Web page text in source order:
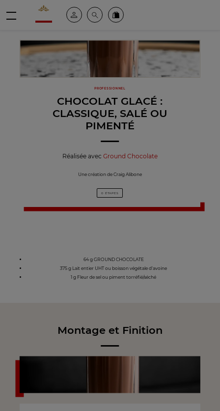
Valrhona - Imaginons le meilleur du chocolat
Espace clientRechercheCommandez en ligne
PROFESSIONNEL
CHOCOLAT GLACÉ :
CLASSIQUE, SALÉ OU
PIMENTÉ
Réalisée avec Ground Chocolate
Une création de Craig Alibone
0 ÉTAPES
64 g GROUND CHOCOLATE
375 g Lait entier UHT ou boisson végétale d’avoine
1 g Fleur de sel ou piment torréfié/séché
Montage et Finition